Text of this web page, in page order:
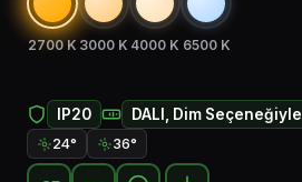
2700 K 3000 K 4000 K 6500 K
IP20 DALI, Dim Seçeneğiyle
24° 36°